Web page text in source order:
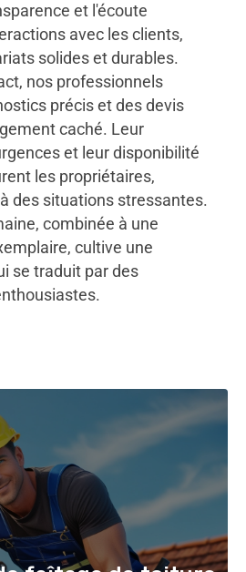
et l'écoute
avec les clients,
solides et durables.
nos professionnels
précis et des devis
caché. Leur
et leur disponibilité
les propriétaires,
des situations stressantes.
combinée à une
cultive une
se traduit par des